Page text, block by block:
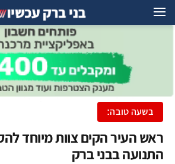
בשעה טובה:
ראש העיר הקים צוות מיוחד
התנועה בבני ברק